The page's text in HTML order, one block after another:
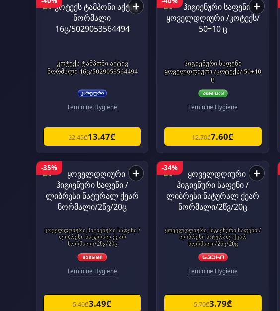
+
კოტექს ტამპონი აქტივ
ნორმალი 16ც/5029053564494
Feminine Hygiene
22.45₾13.47₾
+
ჰიგიენური საფენი
ყოველდღიური /კოტექს/ 50+10
ც
Feminine Hygiene
12.70₾7.60₾
-35% +
ყოველდღიური ჰიგიენური საფენი /
ლიბრესი ნატურალ ქეარ
ნორმალი/2წვ/20ც
Feminine Hygiene
5.40₾3.49₾
-34% +
ყოველდღიური ჰიგიენური საფენი /
ლიბრესი ნატურალ ქეარ
ნორმალი/2წვ/20ც
Feminine Hygiene
5.70₾3.79₾